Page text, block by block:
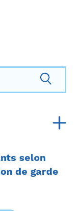
selon
de garde